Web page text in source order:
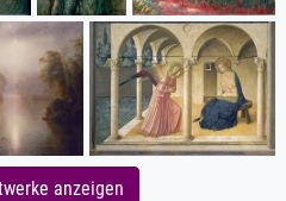
anzeigen